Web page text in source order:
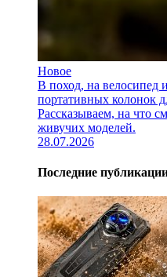
Новое
В поход, на велосипед
портативных колонок
Рассказываем, на что
живучих моделей.
28.07.2026
Последние